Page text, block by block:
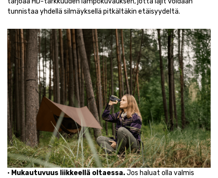
tunnistaa yhdellä silmäyksellä pitkältäkin etäisyydeltä.
• Mukautuvuus liikkeellä oltaessa.Jos haluat olla valmis